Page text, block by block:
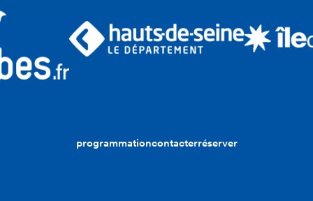
programmationcontacterréserver